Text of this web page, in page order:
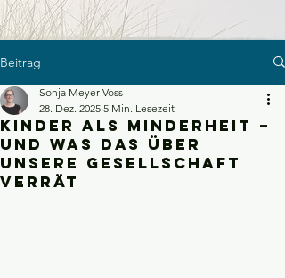
Beitrag
Kinder als Minderheit –
und was das über
unsere Gesellschaft
verrät
Sonja Meyer-Voss
28. Dez. 2025 5 Min. Lesezeit